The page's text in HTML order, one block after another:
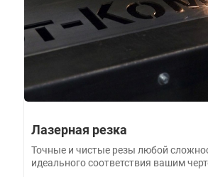
Лазерная резка
Точные и чистые резы любой
идеального соответствия вашим